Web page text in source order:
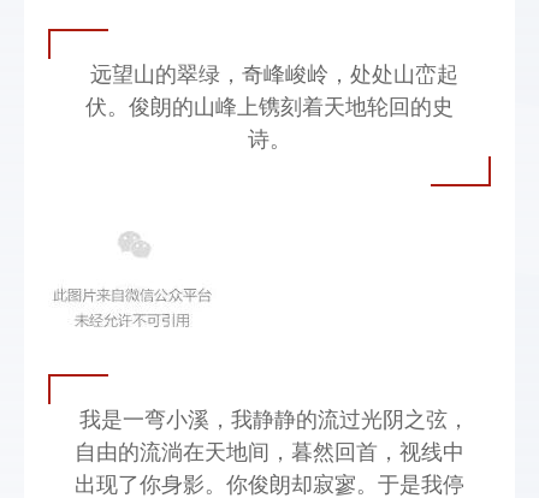
远望山的翠绿，奇峰峻岭，处处山峦起
伏。俊朗的山峰上镌刻着天地轮回的史
诗。
我是一弯小溪，我静静的流过光阴之弦，
自由的流淌在天地间，暮然回首，视线中
出现了你身影。你俊朗却寂寥。于是我停